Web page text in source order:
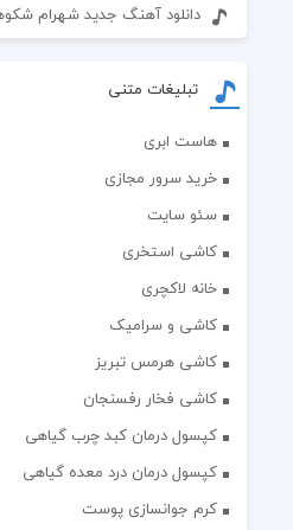
دانلود آهنگ جدید شهرام
تبلیغات متنی
هاست ابری
خرید سرور مجازی
سئو سایت
کاشی استخری
خانه لاکچری
کاشی و سرامیک
کاشی هرمس تبریز
کاشی فخار رفسنجان
کپسول درمان کبد چرب گیاهی
کپسول درمان درد معده گیاهی
کرم جوانسازی پوست